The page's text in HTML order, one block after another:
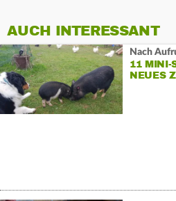
AUCH INTERESSANT
Nach
11 MINI-
NEUES